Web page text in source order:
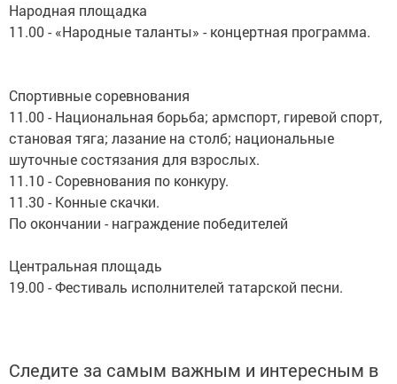
Народная площадка
11.00 - «Народные таланты» - концертная программа.
Спортивные соревнования
11.00 - Национальная борьба; армспорт, гиревой спорт,
становая тяга; лазание на столб; национальные
шуточные состязания для взрослых.
11.10 - Соревнования по конкуру.
11.30 - Конные скачки.
По окончании - награждение победителей
Центральная площадь
19.00 - Фестиваль исполнителей татарской песни.
Следите за самым важным и интересным в